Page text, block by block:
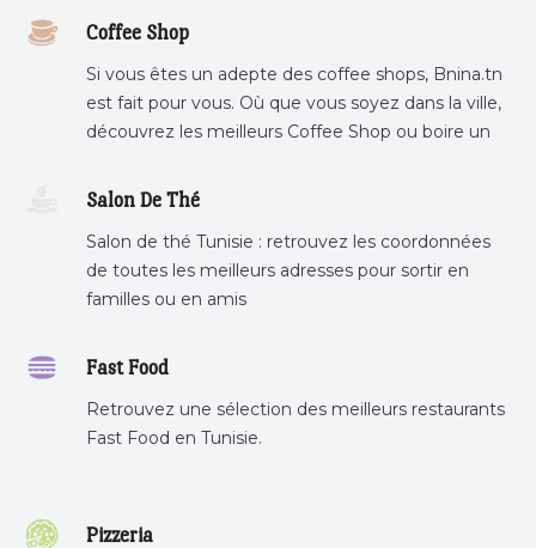
Coffee Shop
Si vous êtes un adepte des coffee shops, Bnina.tn
est fait pour vous. Où que vous soyez dans la ville,
découvrez les meilleurs Coffee Shop ou boire un
Salon De Thé
Salon de thé Tunisie : retrouvez les coordonnées
de toutes les meilleurs adresses pour sortir en
familles ou en amis
Fast Food
Retrouvez une sélection des meilleurs restaurants
Fast Food en Tunisie.
Pizzeria